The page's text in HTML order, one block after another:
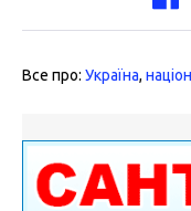
Все про: Україна,